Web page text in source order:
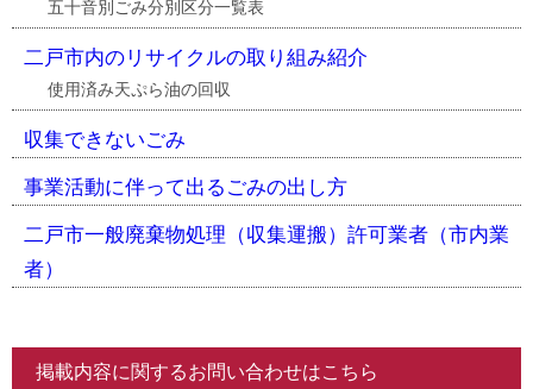
五十音別ごみ分別区分一覧表
二戸市内のリサイクルの取り組み紹介
使用済み天ぷら油の回収
収集できないごみ
事業活動に伴って出るごみの出し方
二戸市一般廃棄物処理（収集運搬）許可業者（市内業
者）
掲載内容に関するお問い合わせはこちら